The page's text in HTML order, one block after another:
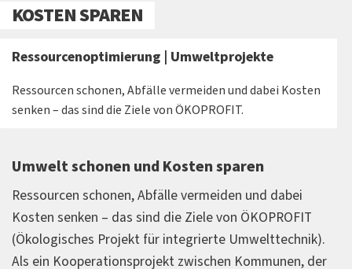
KOSTEN SPAREN
Ressourcenoptimierung | Umweltprojekte
Ressourcen schonen, Abfälle vermeiden und dabei Kosten
senken – das sind die Ziele von ÖKOPROFIT.
Umwelt schonen und Kosten sparen
Ressourcen schonen, Abfälle vermeiden und dabei
Kosten senken – das sind die Ziele von ÖKOPROFIT
(Ökologisches Projekt für integrierte Umwelttechnik).
Als ein Kooperationsprojekt zwischen Kommunen, der